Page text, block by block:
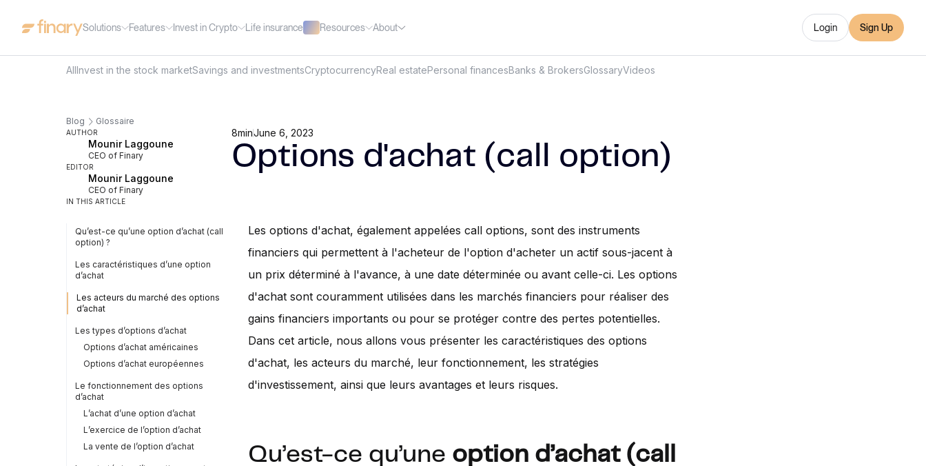
Solutions Features Invest in Crypto Life insurance Resources About Login Sign Up
Blog Glossaire
AUTHOR
Mounir Laggoune
CEO of Finary
EDITOR
Mounir Laggoune
CEO of Finary
IN THIS ARTICLE
Qu’est-ce qu’une option d’achat (call
option) ?
Les caractéristiques d’une option
d’achat
Les acteurs du marché des options
d’achat
Les types d’options d’achat
Options d’achat américaines
Options d’achat européennes
Le fonctionnement des options
d’achat
L’achat d’une option d’achat
L’exercice de l’option d’achat
La vente de l’option d’achat
8minJune 6, 2023
Options d'achat (call option)
Les options d'achat, également appelées call options, sont des instruments
financiers qui permettent à l'acheteur de l'option d'acheter un actif sous-jacent à
un prix déterminé à l'avance, à une date déterminée ou avant celle-ci. Les options
d'achat sont couramment utilisées dans les marchés financiers pour réaliser des
gains financiers importants ou pour se protéger contre des pertes potentielles.
Dans cet article, nous allons vous présenter les caractéristiques des options
d'achat, les acteurs du marché, leur fonctionnement, les stratégies
d'investissement, ainsi que leurs avantages et leurs risques.
Qu’est-ce qu’une option d’achat (call
AllInvest in the stock marketSavings and investmentsCryptocurrencyReal estatePersonal financesBanks & BrokersGlossaryVideos